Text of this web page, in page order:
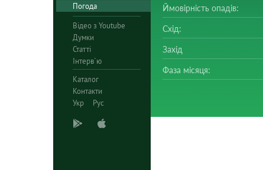
Погода
Відео з Youtube
Думки
Статті
Інтерв`ю
Каталог
Контакти
Укр
Рус
Ймовірність опадів:
Схід:
Захід
Фаза місяця: